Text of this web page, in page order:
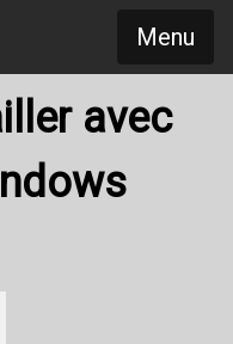
Menu
avec